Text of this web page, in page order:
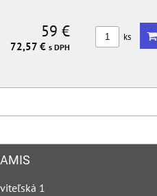
59 €
72,57 € s DPH
ks
1